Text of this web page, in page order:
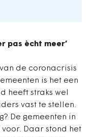
pas ècht meer’
de coronacrisis
is het een
heeft straks wel
vast te stellen.
De gemeenten in
Daar stond het